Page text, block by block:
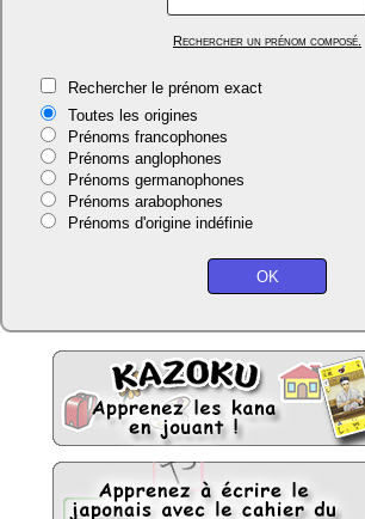
Rechercher un prénom composé.
Rechercher le prénom exact
Toutes les origines
Prénoms francophones
Prénoms anglophones
Prénoms germanophones
Prénoms arabophones
Prénoms d'origine indéfinie